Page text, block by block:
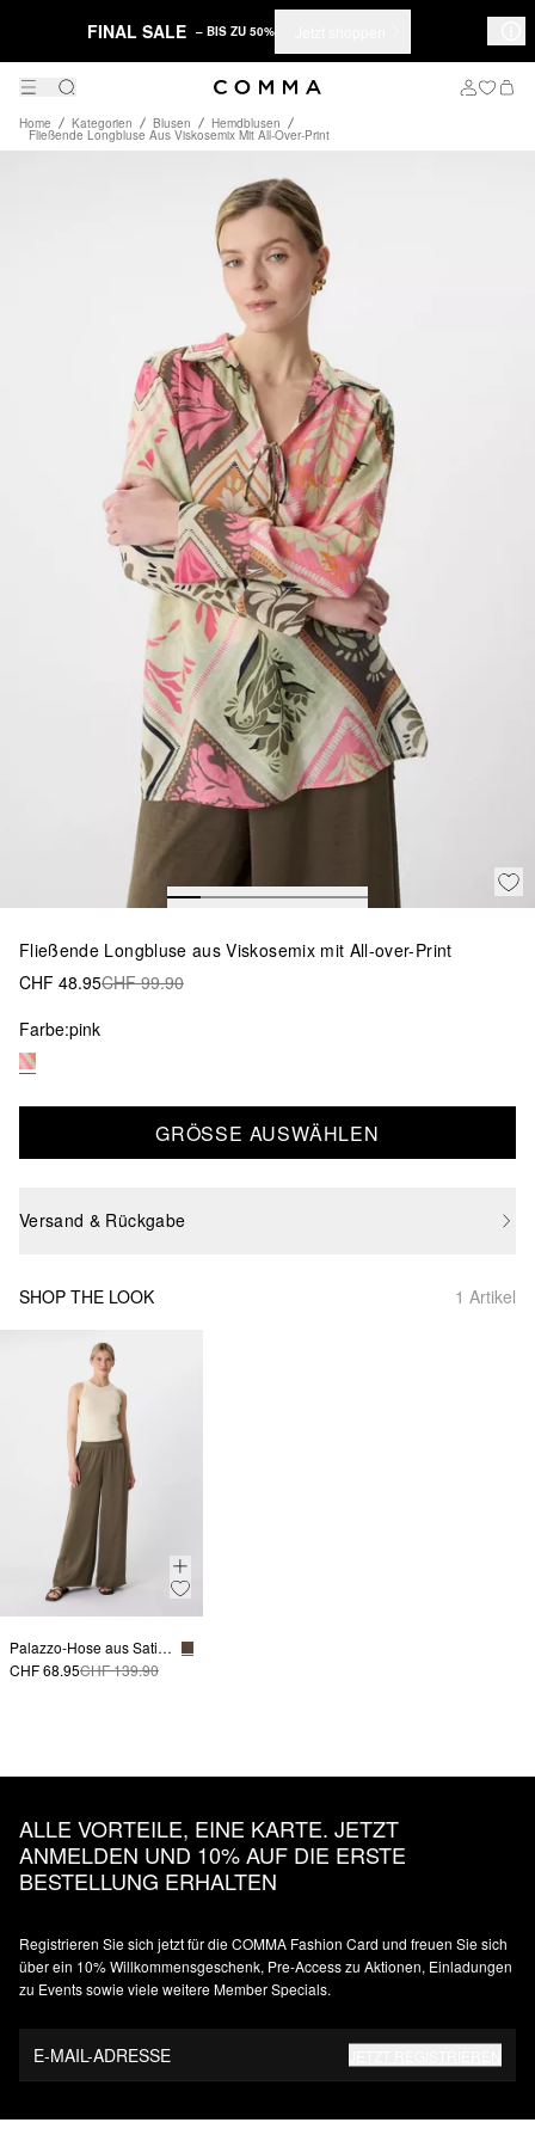
FINAL SALE – BIS ZU 50%
Home Kategorien Blusen Hemdblusen
Fließende Longbluse Aus Viskosemix Mit All-Over-Print
Fließende Longbluse aus Viskosemix mit All-over-Print
CHF 48.95CHF 99.90
Farbe:pink
GRÖSSE AUSWÄHLEN
Versand & Rückgabe
SHOP THE LOOK 1 Artikel
Palazzo-Hose aus Satin mit Elastikbund
CHF 68.95CHF 139.90
ALLE VORTEILE, EINE KARTE. JETZT
ANMELDEN UND 10% AUF DIE ERSTE
BESTELLUNG ERHALTEN
Registrieren Sie sich jetzt für die COMMA Fashion Card und freuen Sie sich
über ein 10% Willkommensgeschenk, Pre-Access zu Aktionen, Einladungen
zu Events sowie viele weitere Member Specials.
E-MAIL-ADRESSE